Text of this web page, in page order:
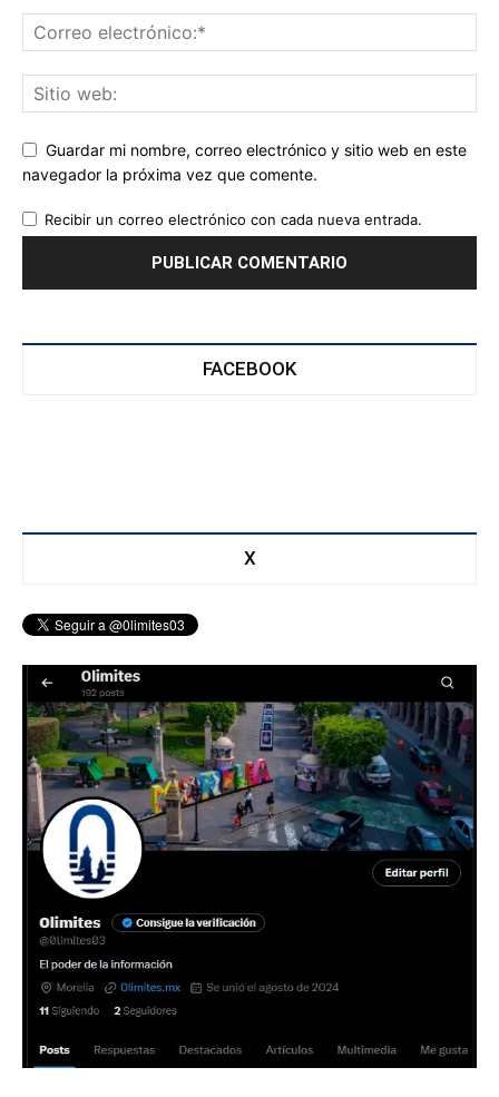
Guardar mi nombre, correo electrónico y sitio web en este
navegador la próxima vez que comente.
Recibir un correo electrónico con cada nueva entrada.
FACEBOOK
X